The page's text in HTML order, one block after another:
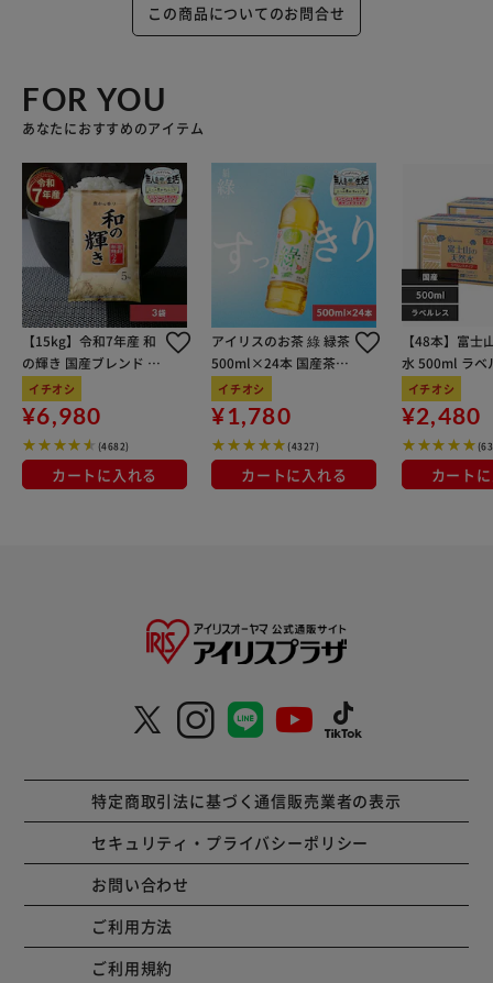
この商品についてのお問合せ
FOR YOU
あなたにおすすめのアイテム
【15kg】令和7年産 和
の輝き 国産ブレンド 5
kg×3袋
イチオシ
¥6,980
(4682)
カートに入れる
アイリスのお茶 綠 緑茶
500ml×24本 国産茶葉
100％使用
イチオシ
¥1,780
(4327)
カートに入れる
【48本】富士
水 500ml ラベ
イチオシ
¥2,480
カート
特定商取引法に基づく通信販売業者の表示
セキュリティ・プライバシーポリシー
お問い合わせ
ご利用方法
ご利用規約